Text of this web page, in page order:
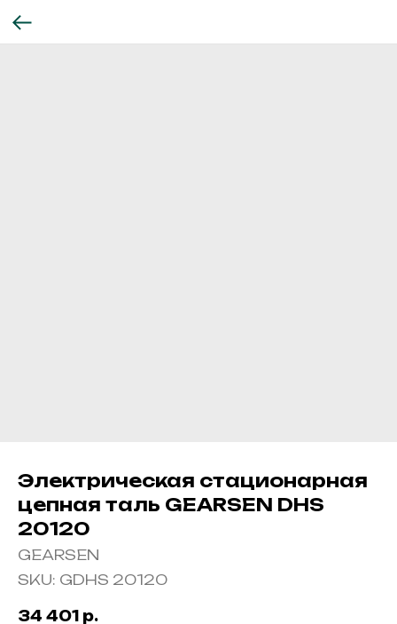
Электрическая стационарная
цепная таль GEARSEN DHS
20120
GEARSEN
SKU: GDHS 20120
34 401 р.